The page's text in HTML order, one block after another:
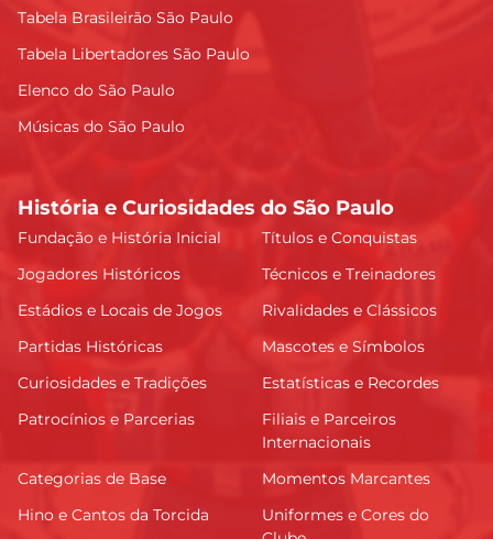
Tabela Brasileirão São Paulo
Tabela Libertadores São Paulo
Elenco do São Paulo
Músicas do São Paulo
História e Curiosidades do São Paulo
Fundação e História Inicial
Títulos e Conquistas
Jogadores Históricos
Técnicos e Treinadores
Estádios e Locais de Jogos
Rivalidades e Clássicos
Partidas Históricas
Mascotes e Símbolos
Curiosidades e Tradições
Estatísticas e Recordes
Patrocínios e Parcerias
Filiais e Parceiros
Internacionais
Categorias de Base
Momentos Marcantes
Hino e Cantos da Torcida
Uniformes e Cores do